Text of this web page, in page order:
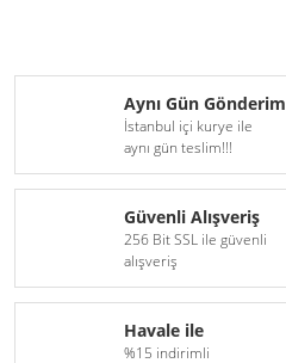
Aynı Gün Gönderim
İstanbul içi kurye ile
aynı gün teslim!!!
Güvenli Alışveriş
256 Bit SSL ile güvenli
alışveriş
Havale ile
%15 indirimli